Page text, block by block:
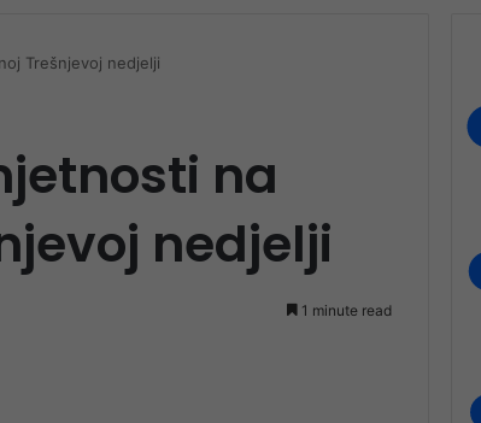
Trešnjevoj nedjelji
na
nedjelji
1 minute read